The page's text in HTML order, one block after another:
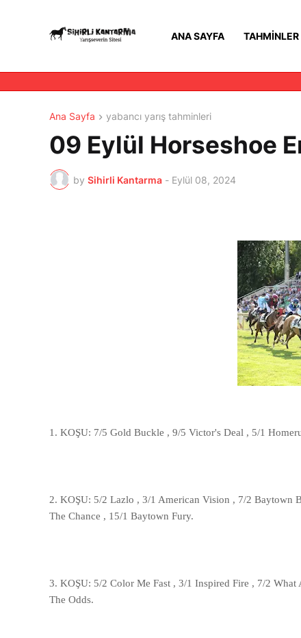
ANA SAYFA TAHMINLER
Ana Sayfa yabancı yarış tahminleri
09 Eylül Horseshoe
by Sihirli Kantarma - Eylül 08, 2024
1. KOŞU: 7/5 Gold Buckle , 9/5 Victor's Deal , 5/1
2. KOŞU: 5/2 Lazlo , 3/1 American Vision , 7/2 Baytown
The Chance , 15/1 Baytown Fury.
3. KOŞU: 5/2 Color Me Fast , 3/1 Inspired Fire , 7/2
The Odds.